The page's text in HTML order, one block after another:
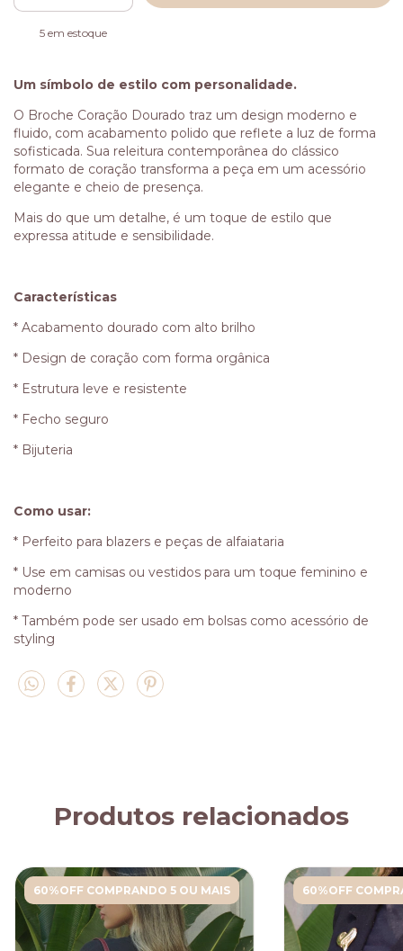
5em estoque
Um símbolo de estilo com personalidade.
O Broche Coração Dourado traz um design moderno e
fluido, com acabamento polido que reflete a luz de forma
sofisticada. Sua releitura contemporânea do clássico
formato de coração transforma a peça em um acessório
elegante e cheio de presença.
Mais do que um detalhe, é um toque de estilo que
expressa atitude e sensibilidade.
Características
* Acabamento dourado com alto brilho
* Design de coração com forma orgânica
* Estrutura leve e resistente
* Fecho seguro
* Bijuteria
Como usar:
* Perfeito para blazers e peças de alfaiataria
* Use em camisas ou vestidos para um toque feminino e
moderno
* Também pode ser usado em bolsas como acessório de
styling
Produtos relacionados
60%OFF COMPRANDO 5 OU MAIS 60%OFF